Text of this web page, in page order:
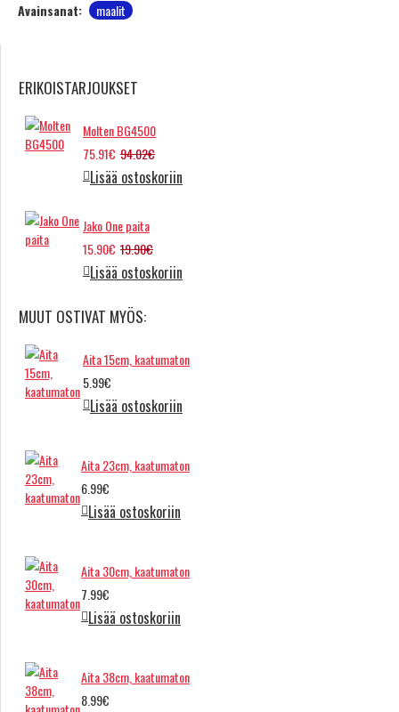
Avainsanat: maalit
ERIKOISTARJOUKSET
Molten BG4500
75.91€ 94.02€
Lisää ostoskoriin
Jako One paita
15.90€ 19.90€
Lisää ostoskoriin
MUUT OSTIVAT MYÖS:
Aita 15cm, kaatumaton
5.99€
Lisää ostoskoriin
Aita 23cm, kaatumaton
6.99€
Lisää ostoskoriin
Aita 30cm, kaatumaton
7.99€
Lisää ostoskoriin
Aita 38cm, kaatumaton
8.99€